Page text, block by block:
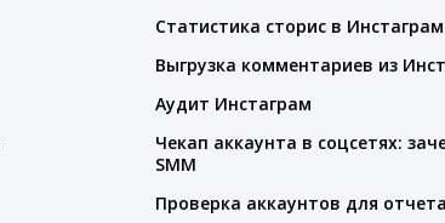
Статистика сторис в Инстаграм
Выгрузка комментариев из
Аудит Инстаграм
Чекап аккаунта в соцсетях:
SMM
Проверка аккаунтов для отчета